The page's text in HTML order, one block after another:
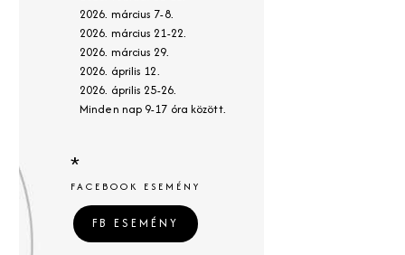
2026. március 7-8.
2026. március 21-22.
2026. március 29.
2026. április 12.
2026. április 25-26.
Minden nap 9-17 óra között.
*
FACEBOOK ESEMÉNY
FB ESEMÉNY